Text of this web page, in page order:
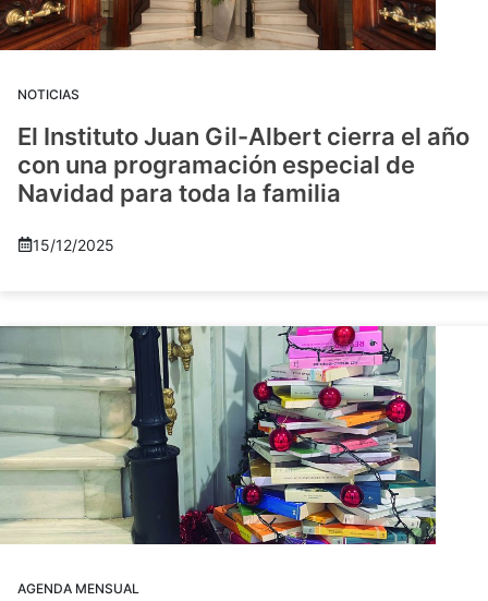
NOTICIAS
El Instituto Juan Gil-Albert cierra el año
con una programación especial de
Navidad para toda la familia
15/12/2025
AGENDA MENSUAL